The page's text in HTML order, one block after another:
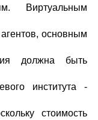
Виртуальным
основным
должна быть
института -
стоимость